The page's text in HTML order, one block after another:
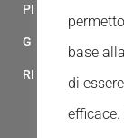
PRIVACY
GESTIONALE GAIA
RED CLOUD
base
di
efficace.